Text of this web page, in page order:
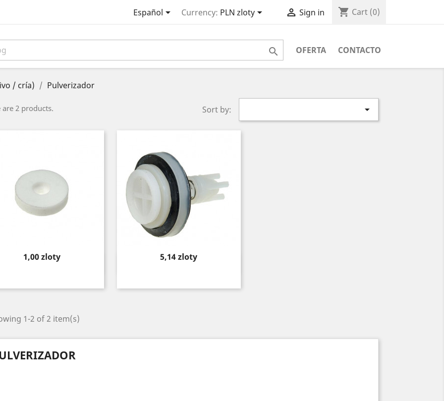
Español Currency: PLN zloty  Sign in shopping_cart Cart (0)
OFERTA CONTACTO

/ cría) Pulverizador
are 2 products. Sort by: 
Price
1,00 zloty
Quick view
Price
5,14 zloty
Quick view
1-2 of 2 item(s)